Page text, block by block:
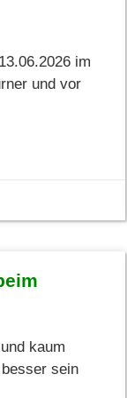
im
und vor
kaum
sein